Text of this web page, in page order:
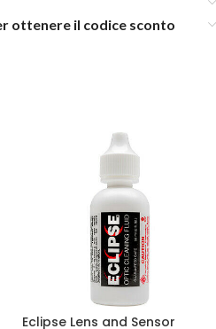
ottenere il codice sconto
Eclipse Lens and Sensor